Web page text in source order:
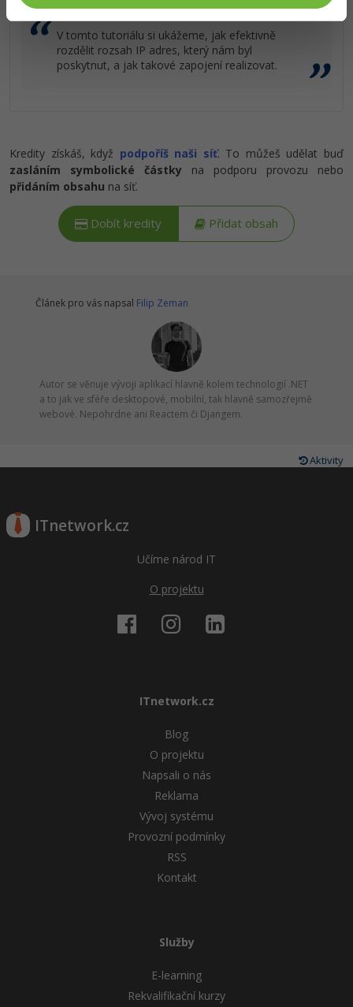
Fórum
V tomto tutoriálu si ukážeme, jak efektivně
rozdělit rozsah IP adres, který nám byl
poskytnut, a jak takové zapojení realizovat.
Kredity získáš, když podpoříš naši síť. To můžeš udělat buď
zasláním symbolické částky na podporu provozu nebo
přidáním obsahu na síť.
Dobít kredity Přidat obsah
Článek pro vás napsal Filip Zeman
Autor se věnuje vývoji aplikací hlavně kolem technologií .NET
a to jak ve sféře desktopové, mobilní, tak hlavně samozřejmě
webové. Nepohrdne ani Reactem či Djangem.
Aktivity
ITnetwork.cz
Učíme národ IT
O projektu
ITnetwork.cz
Blog
O projektu
Napsali o nás
Reklama
Vývoj systému
Provozní podmínky
RSS
Kontakt
Služby
E-learning
Rekvalifikační kurzy